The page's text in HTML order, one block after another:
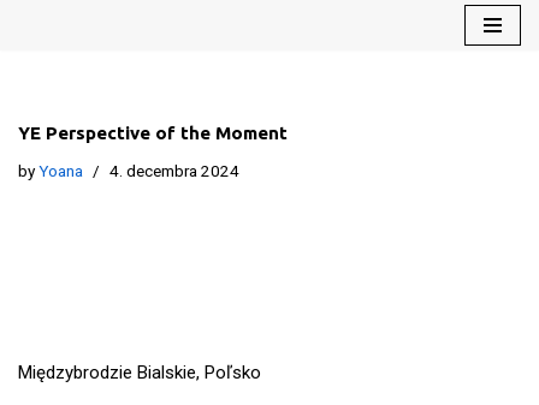
obsah
YE Perspective of the Moment
byYoana 4. decembra 2024
Międzybrodzie Bialskie, Poľsko